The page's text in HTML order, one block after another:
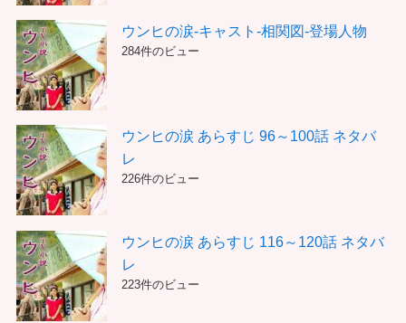
ウンヒの涙-キャスト-相関図-登場人物
284件のビュー
ウンヒの涙 あらすじ 96～100話 ネタバ
レ
226件のビュー
ウンヒの涙 あらすじ 116～120話 ネタバ
レ
223件のビュー